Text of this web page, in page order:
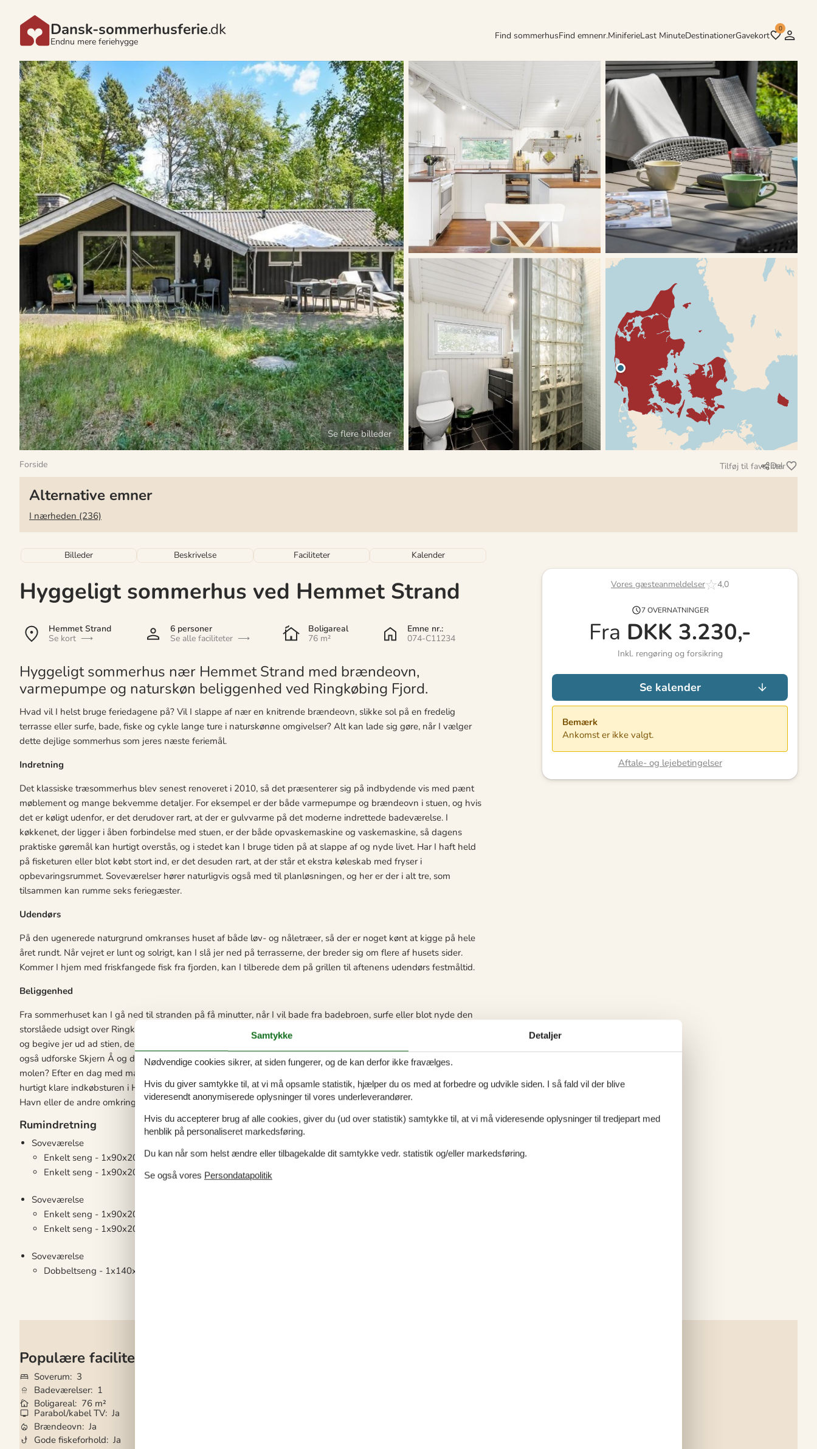
Dansk-sommerhusferie.dk
Endnu mere feriehygge
Find sommerhusFind emnenr.MiniferieLast MinuteDestinationerGavekort
0
Forside Tilføj til favoritter
Del
Alternative emner
I nærheden (236)
Billeder Beskrivelse Faciliteter Kalender
Hyggeligt sommerhus ved Hemmet Strand
Hemmet Strand
Se kort
6 personer
Se alle faciliteter
Boligareal
76 m²
Emne nr.:
074-C11234
Hyggeligt sommerhus nær Hemmet Strand med brændeovn,
varmepumpe og naturskøn beliggenhed ved Ringkøbing Fjord.
Hvad vil I helst bruge feriedagene på? Vil I slappe af nær en knitrende brændeovn, slikke sol på en fredelig
terrasse eller surfe, bade, fiske og cykle lange ture i naturskønne omgivelser? Alt kan lade sig gøre, når I vælger
dette dejlige sommerhus som jeres næste feriemål.
Indretning
Det klassiske træsommerhus blev senest renoveret i 2010, så det præsenterer sig på indbydende vis med pænt
møblement og mange bekvemme detaljer. For eksempel er der både varmepumpe og brændeovn i stuen, og hvis
det er køligt udenfor, er det derudover rart, at der er gulvvarme på det moderne indrettede badeværelse. I
køkkenet, der ligger i åben forbindelse med stuen, er der både opvaskemaskine og vaskemaskine, så dagens
praktiske gøremål kan hurtigt overstås, og i stedet kan I bruge tiden på at slappe af og nyde livet. Har I haft held
på fisketuren eller blot købt stort ind, er det desuden rart, at der står et ekstra køleskab med fryser i
opbevaringsrummet. Soveværelser hører naturligvis også med til planløsningen, og her er der i alt tre, som
tilsammen kan rumme seks feriegæster.
Udendørs
På den ugenerede naturgrund omkranses huset af både løv- og nåletræer, så der er noget kønt at kigge på hele
året rundt. Når vejret er lunt og solrigt, kan I slå jer ned på terrasserne, der breder sig om flere af husets sider.
Kommer I hjem med friskfangede fisk fra fjorden, kan I tilberede dem på grillen til aftenens udendørs festmåltid.
Beliggenhed
Fra sommerhuset kan I gå ned til stranden på få minutter, når I vil bade fra badebroen, surfe eller blot nyde den
storslåede udsigt over Ringkøbing Fjord. Har I lyst til en længere gåtur, kan I tage en madpakke med i rygsækken
og begive jer ud ad stien, der går langs med kysten mod naturskønne Skjern Enge. Udover fjorden kan lystfiskere
også udforske Skjern Å og de lokale fiskesøer – eller hvad med at køre til Hvide Sande for at fiske i Vesterhavet fra
molen? Efter en dag med mange aktiviteter ude i den friske luft bliver appetitten sikkert vækket. I så fald kan I
hurtigt klare indkøbsturen i Hemmets gode supermarked, med mindre I hellere vil prøve et af spisestederne i Bork
Havn eller de andre omkringliggende småbyer.
Rumindretning
Soveværelse
Enkelt seng - 1x90x200
Enkelt seng - 1x90x200
Soveværelse
Enkelt seng - 1x90x200
Enkelt seng - 1x90x200
Soveværelse
Dobbeltseng - 1x140x200
Populære faciliteter
Soverum
3
Badeværelser 1
Boligareal 76 m²
Parabol/kabel TV Ja
Brændeovn Ja
Gode fiskeforhold Ja
Vores gæsteanmeldelser 4,0
7 OVERNATNINGER
Fra DKK 3.230,-
Inkl. rengøring og forsikring
Se kalender
Bemærk
Ankomst er ikke valgt.
Aftale- og lejebetingelser
Samtykke Detaljer
Nødvendige cookies sikrer, at siden fungerer, og de kan derfor ikke fravælges.
Hvis du giver samtykke til, at vi må opsamle statistik, hjælper du os med at forbedre og udvikle siden. I så fald vil der blive
videresendt anonymiserede oplysninger til vores underleverandører.
Hvis du accepterer brug af alle cookies, giver du (ud over statistik) samtykke til, at vi må videresende oplysninger til tredjepart med
henblik på personaliseret markedsføring.
Du kan når som helst ændre eller tilbagekalde dit samtykke vedr. statistik og/eller markedsføring.
Se også vores Persondatapolitik